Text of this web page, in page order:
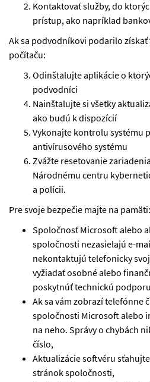
Kontaktovať služby, do
prístup, ako napríklad
Ak sa podvodníkovi podarilo
počítaču:
Odinštalujte aplikácie o
podvodníci
Nainštalujte si všetky
ako budú k dispozícií
Vykonajte kontrolu systému
antivírusového systému
Zvážte resetovanie
Národnému centru
a polícii.
Pre svoje bezpečie majte na pamäti:
Spoločnosť Microsoft alebo
spoločnosti nezasielajú e-
nekontaktujú telefonicky
vyžiadať osobné alebo
poskytnúť technickú
Ak sa vám zobrazí telefónne
spoločnosti Microsoft alebo
na neho. Správy o chybách
číslo,
Aktualizácie softvéru
stránok spoločnosti,